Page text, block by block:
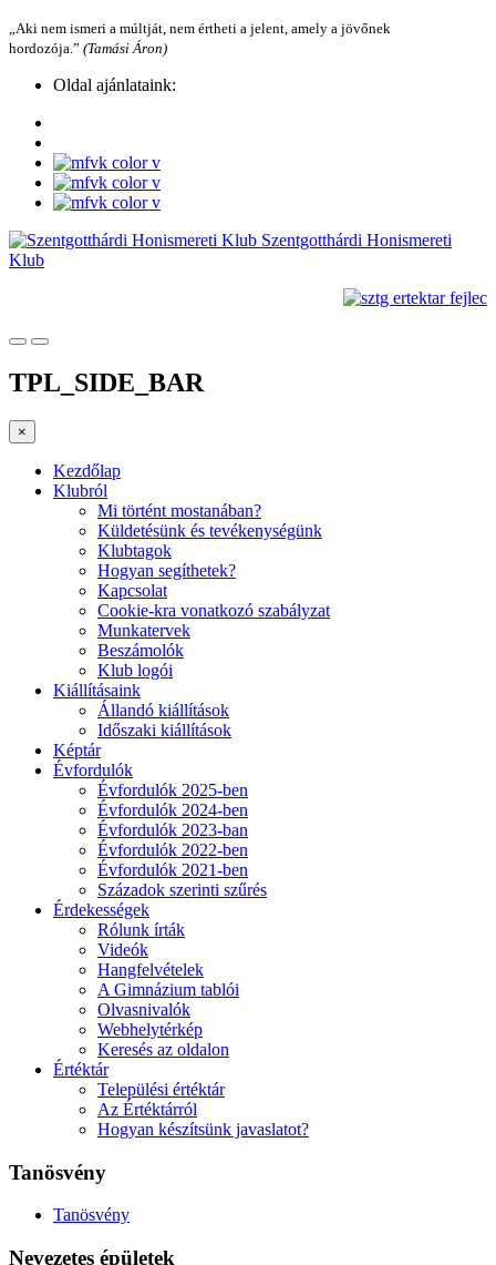
„Aki nem ismeri a múltját, nem értheti a jelent, amely a jövőnek
hordozója.” (Tamási Áron)
Oldal ajánlataink:
Szentgotthárdi Honismereti
Klub
TPL_SIDE_BAR
×
Kezdőlap
Klubról
Mi történt mostanában?
Küldetésünk és tevékenységünk
Klubtagok
Hogyan segíthetek?
Kapcsolat
Cookie-kra vonatkozó szabályzat
Munkatervek
Beszámolók
Klub logói
Kiállításaink
Állandó kiállítások
Időszaki kiállítások
Képtár
Évfordulók
Évfordulók 2025-ben
Évfordulók 2024-ben
Évfordulók 2023-ban
Évfordulók 2022-ben
Évfordulók 2021-ben
Századok szerinti szűrés
Érdekességek
Rólunk írták
Videók
Hangfelvételek
A Gimnázium tablói
Olvasnivalók
Webhelytérkép
Keresés az oldalon
Értéktár
Települési értéktár
Az Értéktárról
Hogyan készítsünk javaslatot?
Tanösvény
Tanösvény
Nevezetes épületek